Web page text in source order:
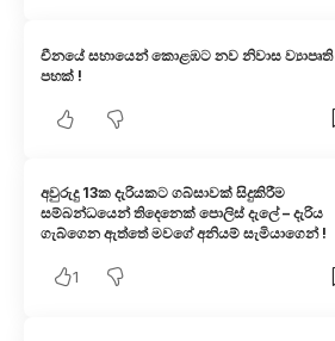
චීනයේ සහායෙන් කොළඹට නව නිවාස ව්‍යාපෘති
පහක් !
අවුරුදු 13ක දැරියකට ගබ්සාවක් සිදුකිරීම
සම්බන්ධයෙන් තිදෙනෙක් පොලිස් දැලේ – දැරිය
ගැබ්ගෙන ඇත්තේ මවගේ අනියම් සැමියාගෙන් !
1